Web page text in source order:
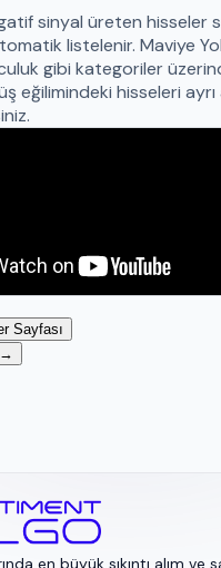
sinyal üreten hisseler
listelenir. Maviye
gibi kategoriler
eğilimindeki hisseleri ayrı
Sayfası
→
en büyük sıkıntı alım ve